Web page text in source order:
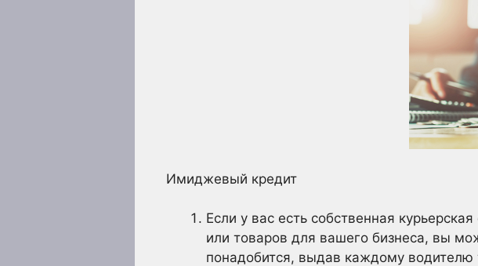
Имиджевый кредит
Если у вас есть собственная
или товаров для вашего бизнеса, вы
понадобится, выдав каждому